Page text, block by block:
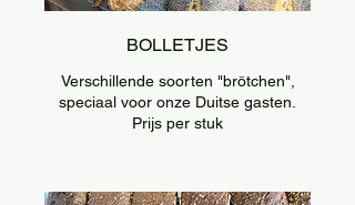
BOLLETJES
Verschillende soorten "brötchen",
speciaal voor onze Duitse gasten.
Prijs per stuk